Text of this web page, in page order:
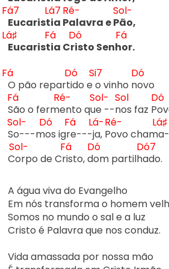
Fá7
Eucarist
Lá7
ia P
Ré-
alavra e P
Sol-
ão,
Lá♯
Eucarist
Fá
ia Cr
Dó
isto Senh
Fá
or.
Fá
O pão repart
Dó
ido e
Si7
o vinho n
Dó
ovo
S
Fá
ão o ferm
Ré-
ento qu
Sol-
e --n
Sol
os faz P
Dó
S
Sol-
o---m
Dó
os igr
Fá
e---j
Lá-
a, P
Ré-
ovo cham
Lá♯
C
Sol-
orpo de Cr
Fá
isto, d
Dó
om partilh
Dó7
ado.
A água viva do Evangelho
Em nós transforma o homem
Somos no mundo o sal e a luz
Cristo é Palavra que nos conduz.
Vida amassada por nossa mão